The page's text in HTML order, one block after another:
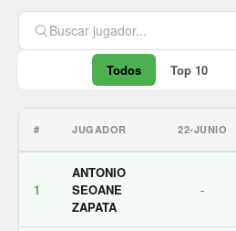
Todos Top 10
# JUGADOR 22-JUNIO
1
ANTONIO
SEOANE
ZAPATA
-